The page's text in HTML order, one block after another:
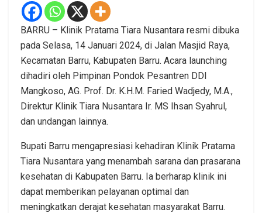
BARRU – Klinik Pratama Tiara Nusantara resmi dibuka
pada Selasa, 14 Januari 2024, di Jalan Masjid Raya,
Kecamatan Barru, Kabupaten Barru. Acara launching
dihadiri oleh Pimpinan Pondok Pesantren DDI
Mangkoso, AG. Prof. Dr. K.H.M. Faried Wadjedy, M.A.,
Direktur Klinik Tiara Nusantara Ir. MS Ihsan Syahrul,
dan undangan lainnya.
Bupati Barru mengapresiasi kehadiran Klinik Pratama
Tiara Nusantara yang menambah sarana dan prasarana
kesehatan di Kabupaten Barru. Ia berharap klinik ini
dapat memberikan pelayanan optimal dan
meningkatkan derajat kesehatan masyarakat Barru.